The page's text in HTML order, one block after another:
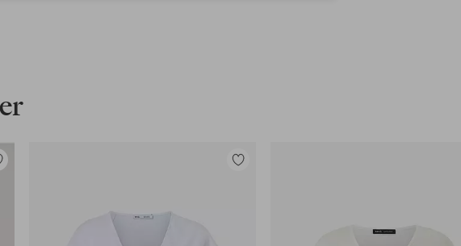
Tilføj